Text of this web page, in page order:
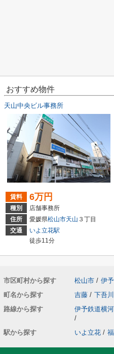
おすすめ物件
天山中央ビル事務所
賃料 6万円
種別
店舗事務所
住所
愛媛県松山市天山 ３丁目
交通
いよ立花駅
徒歩11分
市区町村から探す 松山市 / 伊
町名から探す
吉藤 / 下吾川
路線から探す
伊予鉄道横
/
駅から探す
いよ立花 /